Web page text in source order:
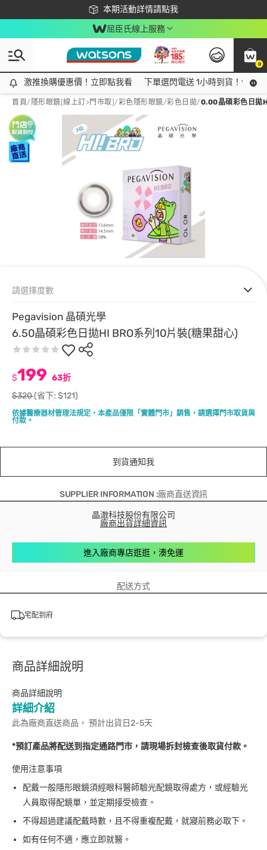
本期活動詳情請點我
下載app最高回饋$350
屈臣氏線上服務
0
激推換購優惠價！立即點我看
激推換購優惠價！立即點我看 下單選閃電送 1小時到貨！領神
首頁/ 隱形眼鏡[線上訂>門市取]/彩色隱形眼鏡/彩色日拋/0.00晶碩彩色日拋
Pegavision 晶碩光學
6.50晶碩彩色日拋HI BRO系列10片裝(糖果甜心)
依據醫療器材管理法規定，本產品僅限「實體門市」銷售，請選擇門市取貨與
付款。
$199 63折
$320(省下: $121)
請選擇度數
到貨通知我
SUPPLIER INFORMATION :廠商直送資訊
晶澈科技股份有限公司
廠商出貨詳細資訊
進入廠商專店逛逛，湊免運
配送方式
宅配到府
商品詳細說明
商品詳細說明
詳細介紹
此為廠商直送商品， 預計出貨日2-5天
*預訂產品將配送到指定通路門市，請現場拆封檢查後取貨付款。
使用注意事項
配戴一般隱形眼鏡須經眼科醫師驗光配鏡取得處方，或經驗光
人員取得配鏡單，並定期接受檢查。
不得超過建議配戴時數，且不得重複配戴，就寢前務必取下。
如有任何不適，應立即就醫。